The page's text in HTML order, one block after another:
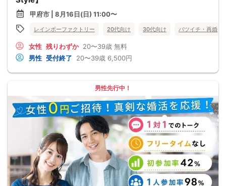
甲府市 | 8月16日(日) 11:00〜
レインボーファクトリー 20代向け 30代向け バツイチ・再婚
女性 残りわずか 20〜39歳 無料
男性 受付終了 20〜39歳 6,500円
男性先行中！